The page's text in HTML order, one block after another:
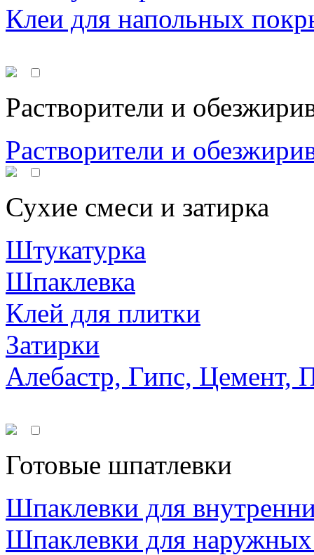
Клеи для напольных
Растворители и
Растворители и
Сухие смеси и затирка
Штукатурка
Шпаклевка
Клей для плитки
Затирки
Алебастр, Гипс, Цемент,
Готовые шпатлевки
Шпаклевки для
Шпаклевки для наружных